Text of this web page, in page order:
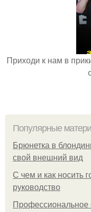
Приходи к нам в
Популярные
Брюнетка в
свой внешний вид
С чем и как носить
руководство
Профессиональное